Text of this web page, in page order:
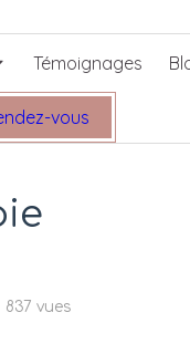
Témoignages
vous
837 vues